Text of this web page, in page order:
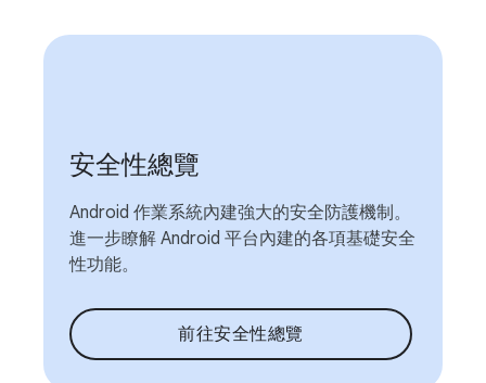
安全性總覽
Android 作業系統內建強大的安全防護機制。
進一步瞭解 Android 平台內建的各項基礎安全
性功能。
前往安全性總覽